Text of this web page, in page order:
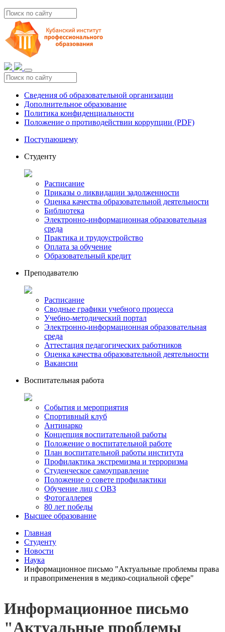
Сведения об образовательной организации
Дополнительное образование
Политика конфиденциальности
Положение о противодействии коррупции (PDF)
Поступающему
Студенту
Расписание
Приказы о ликвидации задолженности
Оценка качества образовательной деятельности
Библиотека
Электронно-информационная образовательная
среда
Практика и трудоустройство
Оплата за обучение
Образовательный кредит
Преподавателю
Расписание
Сводные графики учебного процесса
Учебно-методический портал
Электронно-информационная образовательная
среда
Аттестация педагогических работников
Оценка качества образовательной деятельности
Вакансии
Воспитательная работа
События и мероприятия
Спортивный клуб
Антинарко
Концепция воспитательной работы
Положение о воспитательной работе
План воспитательной работы института
Профилактика экстремизма и терроризма
Студенческое самоуправление
Положение о совете профилактики
Обучение лиц с ОВЗ
Фотогаллерея
80 лет победы
Высшее образование
Главная
Студенту
Новости
Наука
Информационное письмо "Актуальные проблемы права
и правоприменения в медико-социальной сфере"
Информационное письмо
"Актуальные проблемы